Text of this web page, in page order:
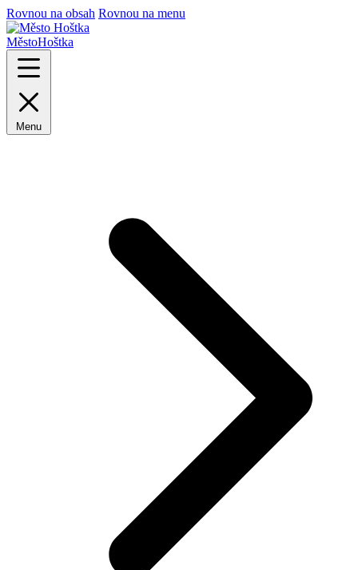
Rovnou na obsah Rovnou na menu
MěstoHoštka
Menu